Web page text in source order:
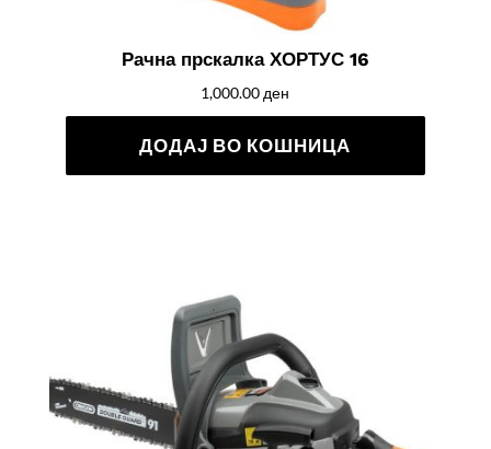
Рачна прскалка ХОРТУС 16
1,000.00 ден
ДОДАЈ ВО КОШНИЦА